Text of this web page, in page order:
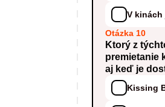
V
Otázka 10
Ktorý z
premietanie
aj keď je
Kissing